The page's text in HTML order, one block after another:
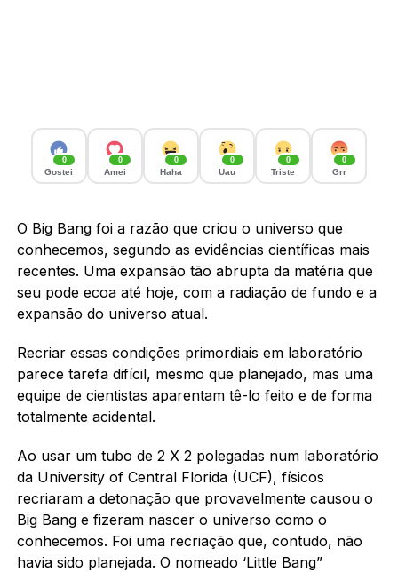
0
Gostei
0
Amei
0
Haha
0
Uau
0
Triste
0
Grr
O Big Bang foi a razão que criou o universo que
conhecemos, segundo as evidências científicas mais
recentes. Uma expansão tão abrupta da matéria que
seu pode ecoa até hoje, com a radiação de fundo e a
expansão do universo atual.
Recriar essas condições primordiais em laboratório
parece tarefa difícil, mesmo que planejado, mas uma
equipe de cientistas aparentam tê-lo feito e de forma
totalmente acidental.
Ao usar um tubo de 2 X 2 polegadas num laboratório
da University of Central Florida (UCF), físicos
recriaram a detonação que provavelmente causou o
Big Bang e fizeram nascer o universo como o
conhecemos. Foi uma recriação que, contudo, não
havia sido planejada. O nomeado ‘Little Bang”